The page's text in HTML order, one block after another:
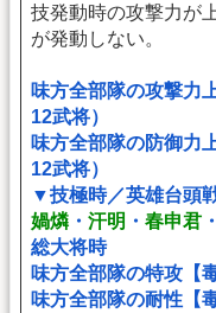
技発動時の攻撃力が
が発動しない。
味方全部隊の攻撃力
12武将）
味方全部隊の防御力
12武将）
▼技極時／英雄台頭
媧燐 ・ 汗明 ・ 春申君 ・
総大将時
味方全部隊の特攻【
味方全部隊の耐性【